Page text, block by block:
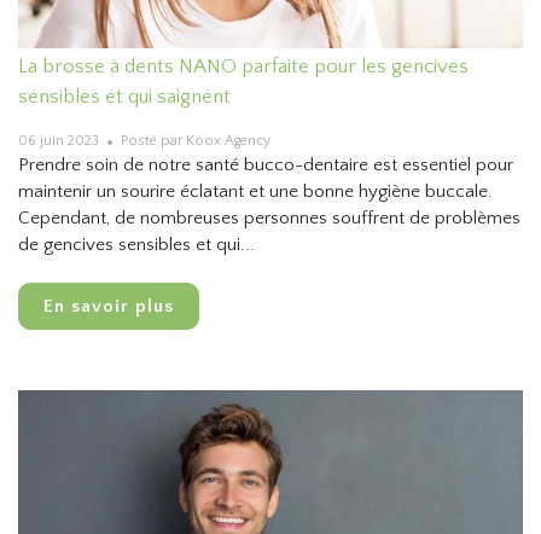
La brosse à dents NANO parfaite pour les gencives
sensibles et qui saignent
06 juin 2023 Posté par Koox Agency
Prendre soin de notre santé bucco-dentaire est essentiel pour
maintenir un sourire éclatant et une bonne hygiène buccale.
Cependant, de nombreuses personnes souffrent de problèmes
de gencives sensibles et qui...
En savoir plus